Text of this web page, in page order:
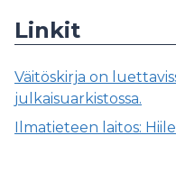
Linkit
Väitöskirja on
julkaisuarkistossa.
Ilmatieteen laitos: